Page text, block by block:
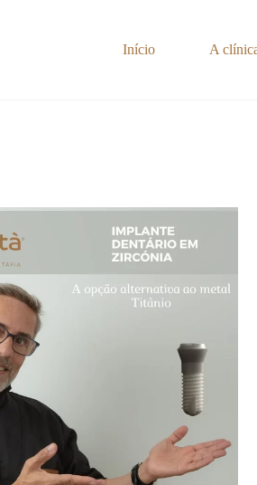
Início A